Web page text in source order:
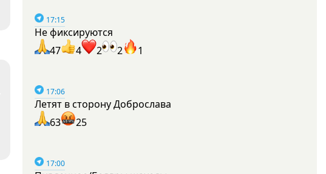
17:15
Не фиксируются
47
4 2 2 1
17:06
Летят в сторону Доброслава
63
25
17:00